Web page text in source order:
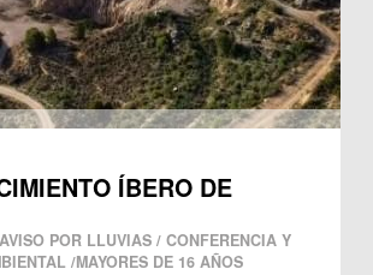
ÍBERO DE
POR LLUVIAS / CONFERENCIA Y
/MAYORES DE 16 AÑOS